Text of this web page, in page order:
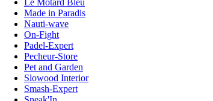
Le Motard Bleu
Made in Paradis
Nauti-wave
On-Fight
Padel-Expert
Pecheur-Store
Pet and Garden
Slowood Interior
Smash-Expert